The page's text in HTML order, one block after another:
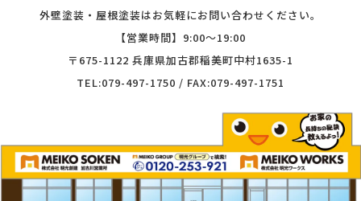
外壁塗装・屋根塗装はお気軽にお問い合わせください。
【営業時間】9:00〜19:00
〒675-1122 兵庫県加古郡稲美町中村1635-1
TEL:079-497-1750 / FAX:079-497-1751